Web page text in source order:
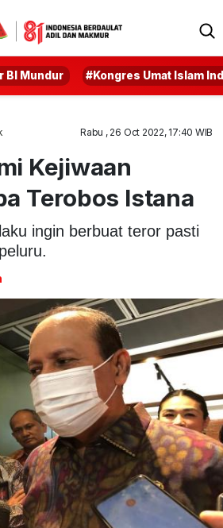
BI Mundur #Kongres Umat Islam
Rabu , 26 Oct 2022, 17:40 WIB
Kejiwaan
Terobos Istana
ingin berbuat teror pasti